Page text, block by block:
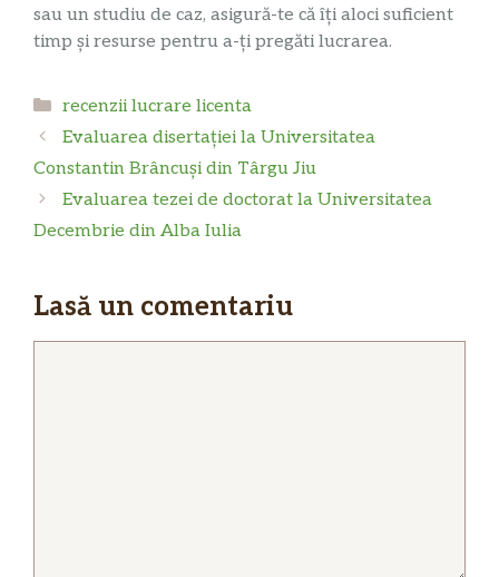
sau un studiu de caz, asigură-te că îți aloci suficient
timp și resurse pentru a-ți pregăti lucrarea.
Categorii
recenzii lucrare licenta
Evaluarea disertației la Universitatea
Constantin Brâncuși din Târgu Jiu
Evaluarea tezei de doctorat la Universitatea
Decembrie din Alba Iulia
Lasă un comentariu